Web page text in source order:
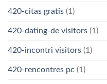
420-citas gratis (1)
420-dating-de visitors (1)
420-incontri visitors (1)
420-rencontres pc (1)